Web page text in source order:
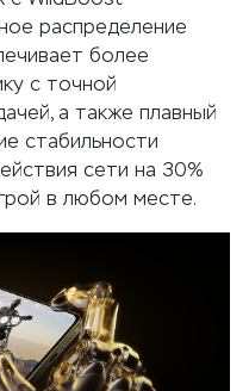
распределение
более
с точной
а также плавный
стабильности
сети на 30%
в любом месте.